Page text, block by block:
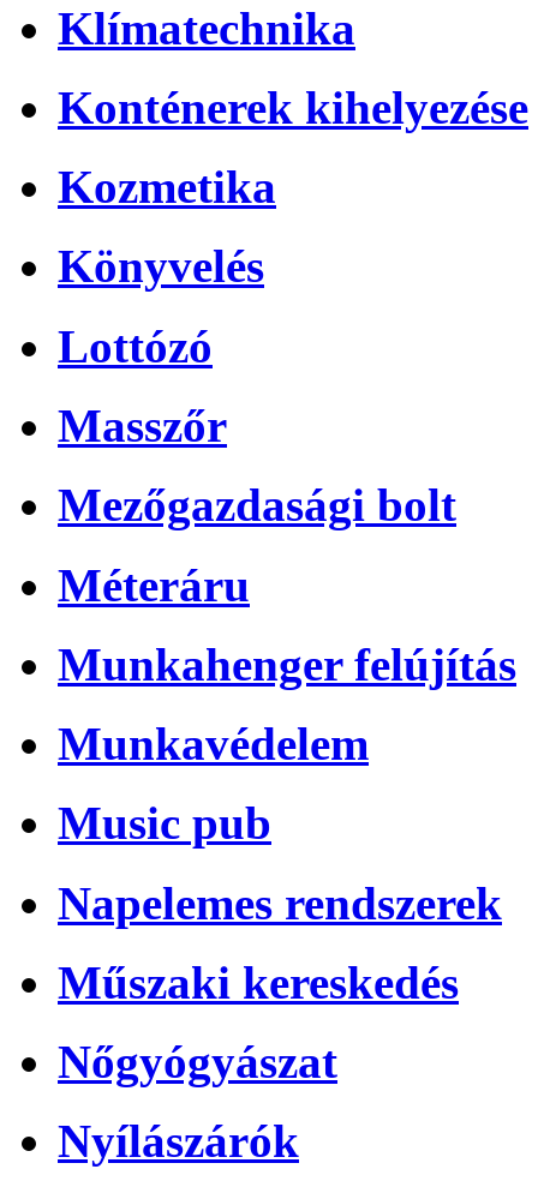
Klímatechnika
Konténerek kihelyezése
Kozmetika
Könyvelés
Lottózó
Masszőr
Mezőgazdasági bolt
Méteráru
Munkahenger felújítás
Munkavédelem
Music pub
Napelemes rendszerek
Műszaki kereskedés
Nőgyógyászat
Nyílászárók